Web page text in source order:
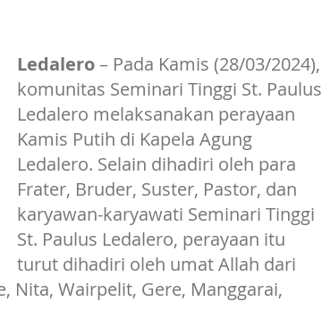
Ledalero – Pada Kamis (28/03/2024),
komunitas Seminari Tinggi St. Paulus
Ledalero melaksanakan perayaan
Kamis Putih di Kapela Agung
Ledalero. Selain dihadiri oleh para
Frater, Bruder, Suster, Pastor, dan
karyawan-karyawati Seminari Tinggi
St. Paulus Ledalero, perayaan itu
turut dihadiri oleh umat Allah dari
Nita, Wairpelit, Gere, Manggarai,